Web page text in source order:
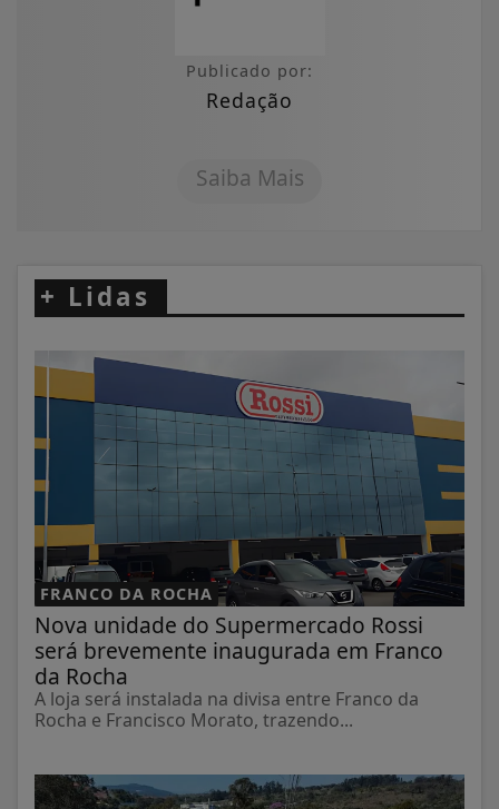
Publicado por:
Redação
Saiba Mais
+ Lidas
FRANCO DA ROCHA
Nova unidade do Supermercado Rossi
será brevemente inaugurada em Franco
da Rocha
A loja será instalada na divisa entre Franco da
Rocha e Francisco Morato, trazendo...